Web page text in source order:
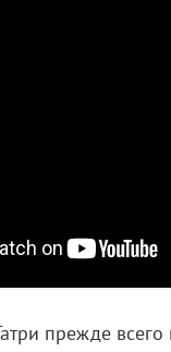
прежде всего